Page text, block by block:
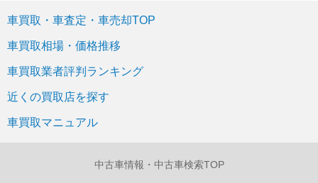
車買取・車査定・車売却TOP
車買取相場・価格推移
車買取業者評判ランキング
近くの買取店を探す
車買取マニュアル
中古車情報・中古車検索TOP